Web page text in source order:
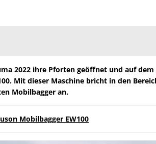
2022 ihre Pforten geöffnet und auf
Mit dieser Maschine bricht in den
Mobilbagger an.
Mobilbagger EW100